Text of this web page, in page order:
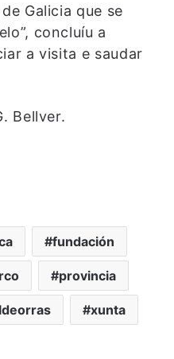
Galicia que se
concluíu a
a visita e saudar
Bellver.
fundación
provincia
xunta